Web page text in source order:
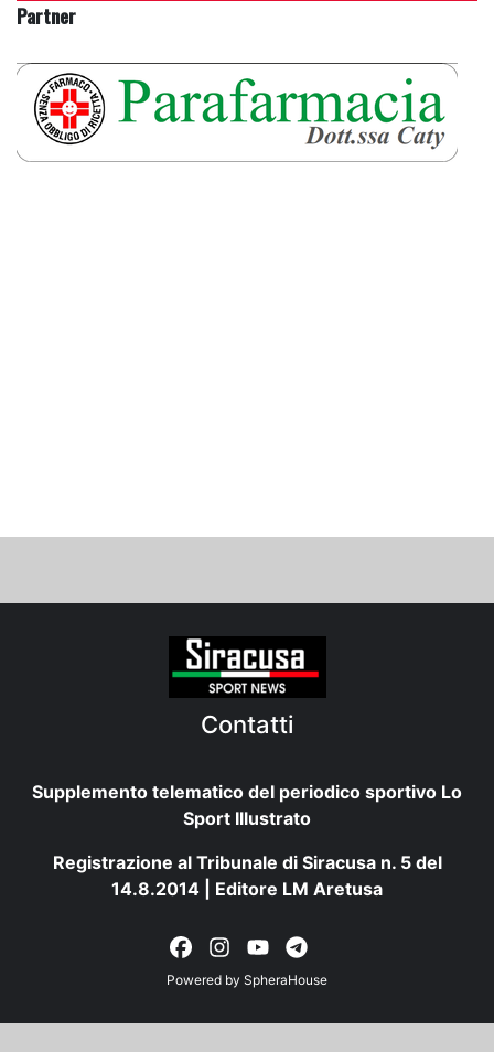
Partner
Contatti
Supplemento telematico del periodico sportivo Lo
Sport Illustrato
Registrazione al Tribunale di Siracusa n. 5 del
14.8.2014 | Editore LM Aretusa
Powered by SpheraHouse